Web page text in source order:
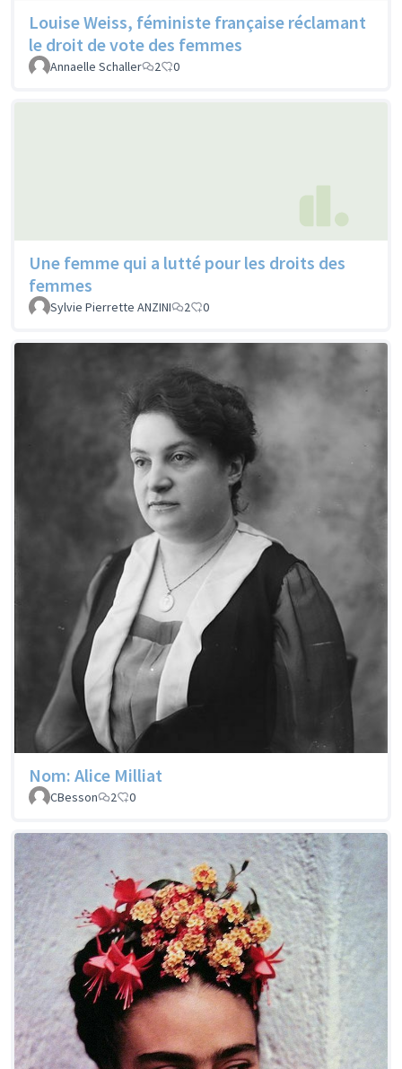
Louise Weiss, féministe française réclamant
le droit de vote des femmes
Annaelle Schaller 2 0
Une femme qui a lutté pour les droits des
femmes
Sylvie Pierrette ANZINI 2 0
Nom: Alice Milliat
CBesson 2 0